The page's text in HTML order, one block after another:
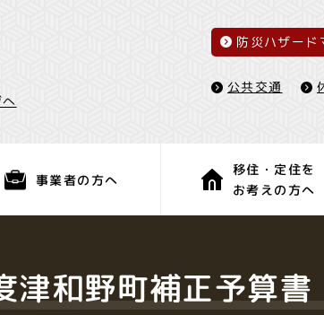
防災ハザード
公共交通
事業者の方へ
移住・定住を
お考えの方へ
和野町補正予算書